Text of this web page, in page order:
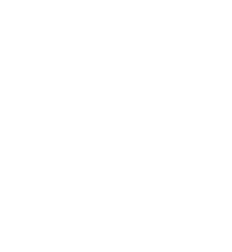
完整即時空氣品質資料請開啟